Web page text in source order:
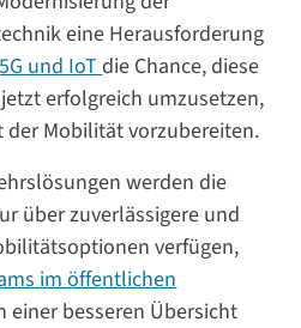
eine Herausforderung
5G und IoTdie Chance, diese
erfolgreich umzusetzen,
der Mobilität vorzubereiten.
werden die
über zuverlässigere und
verfügen,
im öffentlichen
einer besseren Übersicht